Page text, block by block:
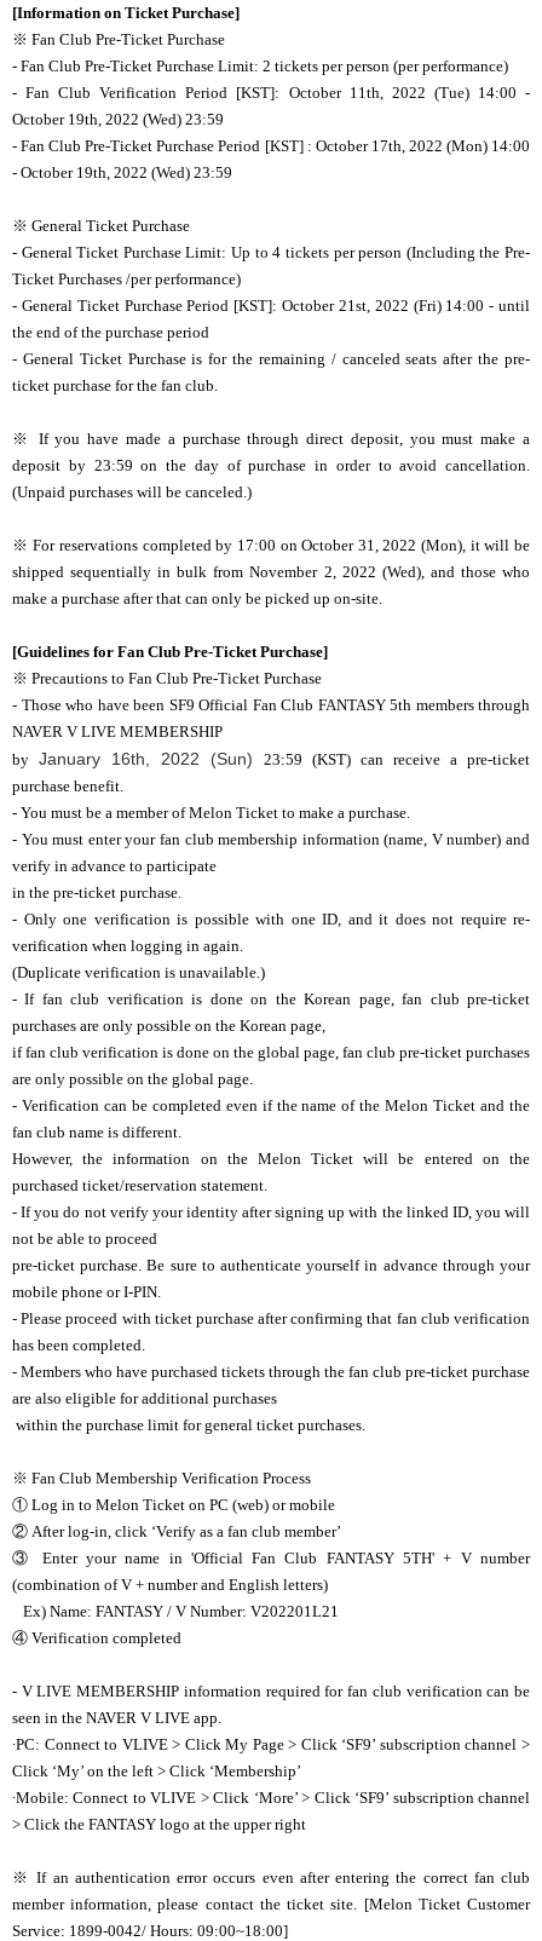
[Information on Ticket Purchase]
※ Fan Club Pre-Ticket Purchase
- Fan Club Pre-Ticket Purchase Limit: 2 tickets per person (per performance)
- Fan Club Verification Period [KST]: October 11th, 2022 (Tue) 14:00 -
October 19th, 2022 (Wed) 23:59
- Fan Club Pre-Ticket Purchase Period [KST] : October 17th, 2022 (Mon) 14:00
- October 19th, 2022 (Wed) 23:59
※ General Ticket Purchase
- General Ticket Purchase Limit: Up to 4 tickets per person (Including the Pre-
Ticket Purchases /per performance)
- General Ticket Purchase Period [KST]: October 21st, 2022 (Fri) 14:00 - until
the end of the purchase period
- General Ticket Purchase is for the remaining / canceled seats after the pre-
ticket purchase for the fan club.
※ If you have made a purchase through direct deposit, you must make a
deposit by 23:59 on the day of purchase in order to avoid cancellation.
(Unpaid purchases will be canceled.)
※ For reservations completed by 17:00 on October 31, 2022 (Mon), it will be
shipped sequentially in bulk from November 2, 2022 (Wed), and those who
make a purchase after that can only be picked up on-site.
[Guidelines for Fan Club Pre-Ticket Purchase]
※ Precautions to Fan Club Pre-Ticket Purchase
- Those who have been SF9 Official Fan Club FANTASY 5th members through
NAVER V LIVE MEMBERSHIP
by January 16th, 2022 (Sun) 23:59 (KST) can receive a pre-ticket
purchase benefit.
- You must be a member of Melon Ticket to make a purchase.
- You must enter your fan club membership information (name, V number) and
verify in advance to participate
in the pre-ticket purchase.
- Only one verification is possible with one ID, and it does not require re-
verification when logging in again.
(Duplicate verification is unavailable.)
- If fan club verification is done on the Korean page, fan club pre-ticket
purchases are only possible on the Korean page,
if fan club verification is done on the global page, fan club pre-ticket purchases
are only possible on the global page.
- Verification can be completed even if the name of the Melon Ticket and the
fan club name is different.
However, the information on the Melon Ticket will be entered on the
purchased ticket/reservation statement.
- If you do not verify your identity after signing up with the linked ID, you will
not be able to proceed
pre-ticket purchase. Be sure to authenticate yourself in advance through your
mobile phone or I-PIN.
- Please proceed with ticket purchase after confirming that fan club verification
has been completed.
- Members who have purchased tickets through the fan club pre-ticket purchase
are also eligible for additional purchases
within the purchase limit for general ticket purchases.
※ Fan Club Membership Verification Process
① Log in to Melon Ticket on PC (web) or mobile
② After log-in, click ‘Verify as a fan club member’
③ Enter your name in 'Official Fan Club FANTASY 5TH' + V number
(combination of V + number and English letters)
Ex) Name: FANTASY / V Number: V202201L21
④ Verification completed
- V LIVE MEMBERSHIP information required for fan club verification can be
seen in the NAVER V LIVE app.
∙PC: Connect to VLIVE > Click My Page > Click ‘SF9’ subscription channel >
Click ‘My’ on the left > Click ‘Membership’
∙Mobile: Connect to VLIVE > Click ‘More’ > Click ‘SF9’ subscription channel
> Click the FANTASY logo at the upper right
※ If an authentication error occurs even after entering the correct fan club
member information, please contact the ticket site. [Melon Ticket Customer
Service: 1899-0042/ Hours: 09:00~18:00]